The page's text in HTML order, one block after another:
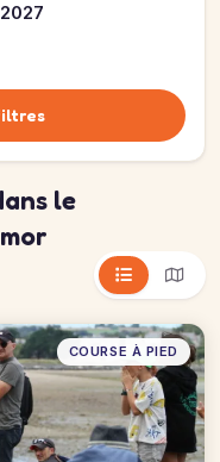
le
COURSE À PIED